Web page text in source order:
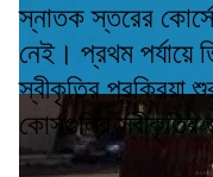
স্নাতক স্তরের
নেই। প্রথম পর্যায়ে
স্বীকৃতির প্রক্রিয়া
কোর্সগুলির